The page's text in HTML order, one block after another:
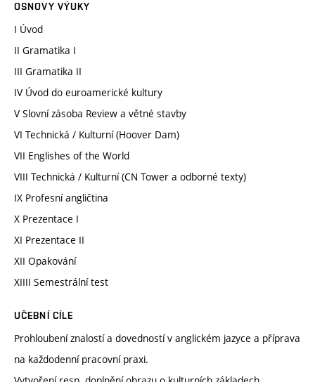
OSNOVY VÝUKY
I Úvod
II Gramatika I
III Gramatika II
IV Úvod do euroamerické kultury
V Slovní zásoba Review a větné stavby
VI Technická / Kulturní (Hoover Dam)
VII Englishes of the World
VIII Technická / Kulturní (CN Tower a odborné texty)
IX Profesní angličtina
X Prezentace I
XI Prezentace II
XII Opakování
XIIII Semestrální test
UČEBNÍ CÍLE
Prohloubení znalostí a dovedností v anglickém jazyce a příprava
na každodenní pracovní praxi.